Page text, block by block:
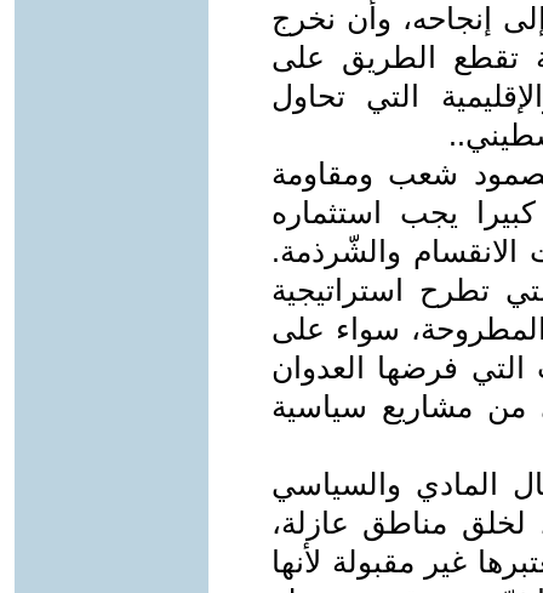
إنجاحه، وأن نخرج
تقطع الطريق على
التي تحاول
شعب ومقاومة
يجب استثماره
والشّرذمة.
تطرح استراتيجية
سواء على
التي فرضها العدوان
من مشاريع سياسية
المادي والسياسي
لخلق مناطق عازلة،
غير مقبولة لأنها